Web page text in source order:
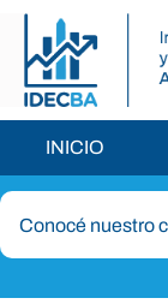
INICIO